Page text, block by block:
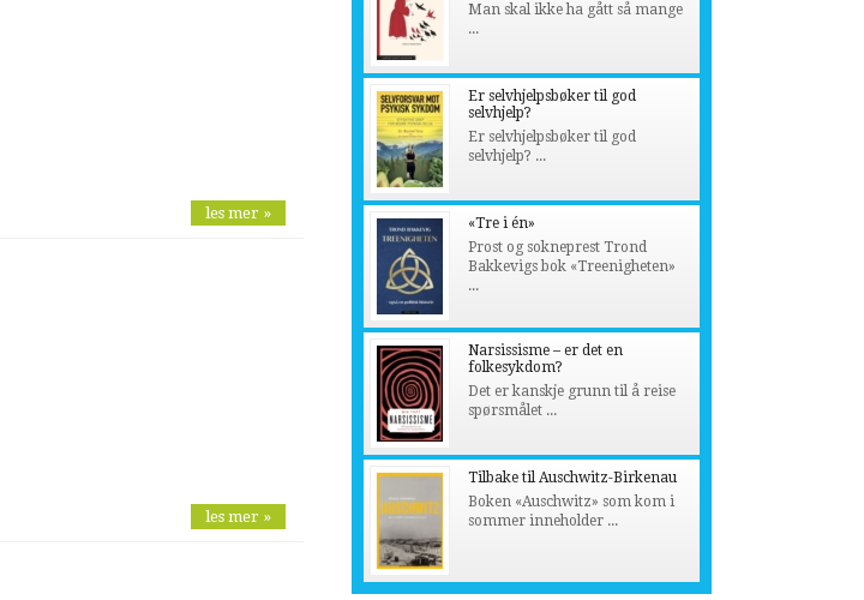
les mer »
les mer »
Man skal ikke ha gått så mange
...
Er selvhjelpsbøker til god
selvhjelp?
Er selvhjelpsbøker til god
selvhjelp? ...
«Tre i én»
Prost og sokneprest Trond
Bakkevigs bok «Treenigheten»
...
Narsissisme – er det en
folkesykdom?
Det er kanskje grunn til å reise
spørsmålet ...
Tilbake til Auschwitz-Birkenau
Boken «Auschwitz» som kom i
sommer inneholder ...